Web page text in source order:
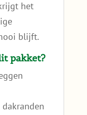
het
blijft.
pakket?